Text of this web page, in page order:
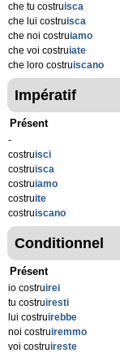
che tu costruisca
che lui costruisca
che noi costruiamo
che voi costruiate
che loro costruiscano
Impératif
Présent
-
costruisci
costruisca
costruiamo
costruite
costruiscano
Conditionnel
Présent
io costruirei
tu costruiresti
lui costruirebbe
noi costruiremmo
voi costruireste